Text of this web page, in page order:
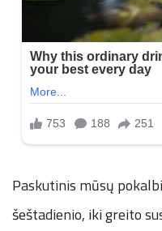
Paskutinis mūsų
šeštadienio, iki greito